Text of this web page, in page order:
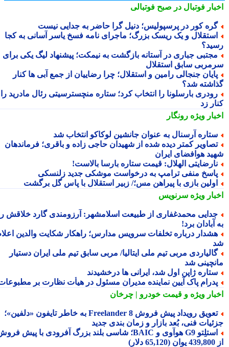
فوتبال در صبح فوتبالی
کور در پرسپولیس؛ دنیل گرا حاضر به جدایی نیست
و یک ریسک بزرگ؛ ماجرای نامه فسخ یاسر آسانی به کجا
جباری در آستانه بازگشت به نیمکت؛ پیشنهاد لیگ یکی برای
سابق استقلال
جنجالی رامین و استقلال؛ چرا رضاییان از جمع آبی ها کنار
شد؟
بارسلونا را انتخاب کرد؛ ستاره منچسترسیتی رئال مادرید را
زد
ویژهرونگار
آرسنال به عنوان جانشین لوکاکو انتخاب شد
کمتر دیده شده از شهیدان حاجی زاده و باقری؛ فرماندهان
هوافضای ایران
الهلال: قیمت ستاره بارسا بالاست!
منفی ترامپ به درخواست موشکی جدید زلنسکی
بازی با پیراهن مس؛/ زبیر استقلال با پاس گل برگشت
ویژهسرنویس
محمدغفاری از طبیعت اسلامشهر: آرزومندی گارد خلاقش را
آبادان برد!
درباره تخلفات سرویس مدارس؛ راهکار شکایت والدین اعلام
مربی تیم ملی ایتالیا/ مربی سابق تیم ملی ایران دستیار
شد
ژاپن اول شد، ایرانی ها درخشیدند
پاک آیین نماینده مدیران مسئول در هیأت نظارت بر مطبوعات
ویژهو قیمت خودرو | چرخان
تعویق رویداد پیش فروش Freelander 8 به خاطر تایفون «دلفین»؛
فنی، بُعد بازار و زمان بندی جدید
استلِتو G9 هوآوی و BAIC؛ شاسی بلند بزرگ آفرودی با پیش فروش